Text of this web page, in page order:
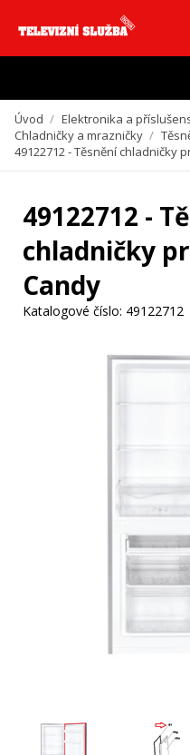
Vzhledem k aktuální situaci se
zpozdit.
Úvod / Elektronika a
Chladničky a mrazničky /
49122712 - Těsnění chladničky
49122712 -
chladničky
Candy
Katalogové číslo: 49122712